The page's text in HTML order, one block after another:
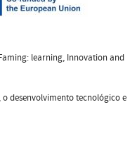
learning, Innovation and
desenvolvimento tecnológico e